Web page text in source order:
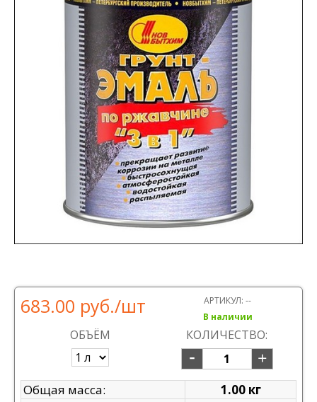
683.00 руб./шт АРТИКУЛ: --
В наличии
ОБЪЁМ КОЛИЧЕСТВО:
Общая масса:
1.00 кг